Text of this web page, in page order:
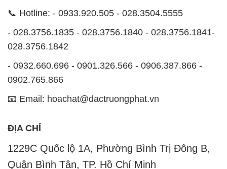
📞 Hotline: - 0933.920.505 - 028.3504.5555
- 028.3756.1835 - 028.3756.1840 - 028.3756.1841-
028.3756.1842
- 0932.660.696 - 0901.326.566 - 0906.387.866 -
0902.765.866
📧 Email: hoachat@dactruongphat.vn
ĐỊA CHỈ
1229C Quốc lộ 1A, Phường Bình Trị Đông B,
Quận Bình Tân, TP. Hồ Chí Minh